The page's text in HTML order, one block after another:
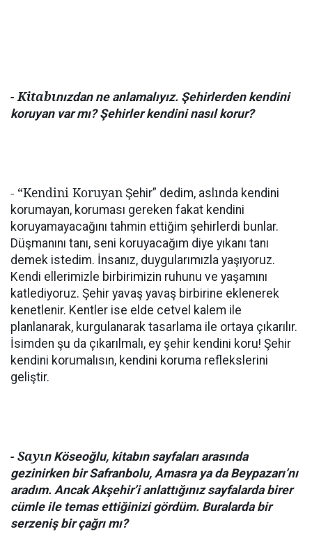
- Kitabınızdan ne anlamalıyız. Şehirlerden kendini
koruyan var mı? Şehirler kendini nasıl korur?
- “Kendini Koruyan Şehir” dedim, asl ında kendini
korumayan, koruması gereken fakat kendini
koruyamayacağını tahmin ettiğim şehirlerdi bunlar.
Düşmanını tanı, seni koruyacağım diye yıkanı tanı
demek istedim. İnsanız, duygularımızla yaşıyoruz.
Kendi ellerimizle birbirimizin ruhunu ve yaşamını
katlediyoruz. Şehir yavaş yavaş birbirine eklenerek
kenetlenir. Kentler ise elde cetvel kalem ile
planlanarak, kurgulanarak tasarlama ile ortaya çıkarılır.
İsimden şu da çıkarılmalı, ey şehir kendini koru! Şehir
kendini korumalısın, kendini koruma reflekslerini
geliştir.
- Sayın Köseoğlu, kitabın sayfaları arasında
gezinirken bir Safranbolu, Amasra ya da Beypazarı’nı
aradım. Ancak Akşehir’i anlattığınız sayfalarda birer
cümle ile temas ettiğinizi gördüm. Buralarda bir
serzeniş bir çağrı mı?